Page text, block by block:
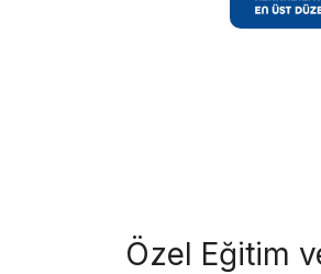
Özel Eğitim